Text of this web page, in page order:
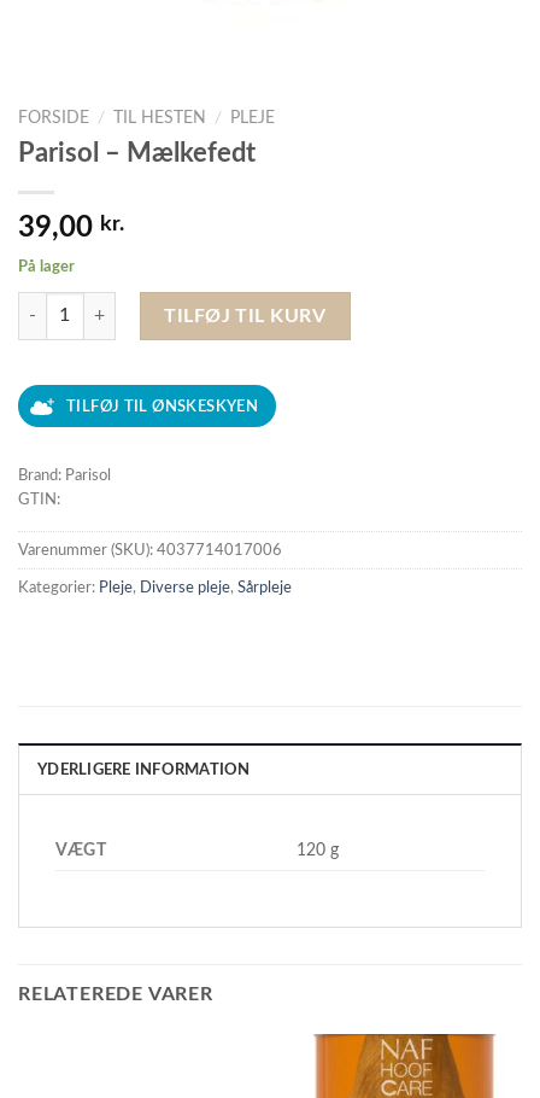
FORSIDE / TIL HESTEN / PLEJE
Parisol – Mælkefedt
39,00 kr.
På lager
Parisol - Mælkefedt antal
TILFØJ TIL KURV
TILFØJ TIL ØNSKESKYEN
Brand: Parisol
GTIN:
Varenummer (SKU): 4037714017006
Kategorier: Pleje, Diverse pleje, Sårpleje
YDERLIGERE INFORMATION
VÆGT 120 g
RELATEREDE VARER